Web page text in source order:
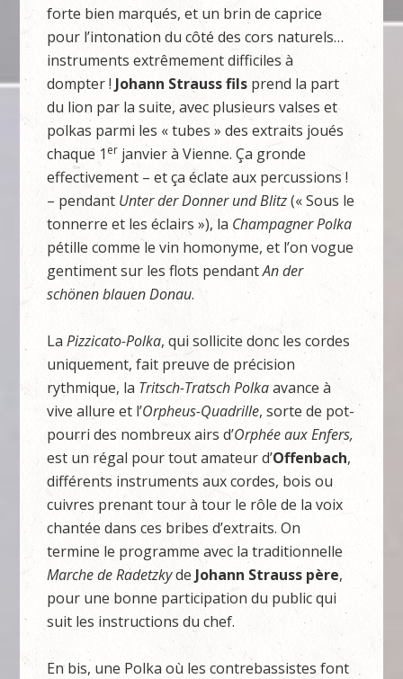
forte bien marqués, et un brin de caprice
pour l’intonation du côté des cors naturels…
instruments extrêmement difficiles à
dompter ! Johann Strauss filsprend la part
du lion par la suite, avec plusieurs valses et
polkas parmi les « tubes » des extraits joués
chaque 1 er janvier à Vienne. Ça gronde
effectivement – et ça éclate aux percussions !
– pendant Unter der Donner und Blitz(« Sous le
tonnerre et les éclairs »), la Champagner Polka
pétille comme le vin homonyme, et l’on vogue
gentiment sur les flots pendantAn der
schönen blauen Donau.
LaPizzicato-Polka, qui sollicite donc les cordes
uniquement, fait preuve de précision
rythmique, la Tritsch-Tratsch Polkaavance à
vive allure et l’Orpheus-Quadrille, sorte de pot-
pourri des nombreux airs d’Orphée aux Enfers,
est un régal pour tout amateur d’Offenbach,
différents instruments aux cordes, bois ou
cuivres prenant tour à tour le rôle de la voix
chantée dans ces bribes d’extraits. On
termine le programme avec la traditionnelle
Marche de Radetzkyde Johann Strauss père,
pour une bonne participation du public qui
suit les instructions du chef.
En bis, une Polka où les contrebassistes font